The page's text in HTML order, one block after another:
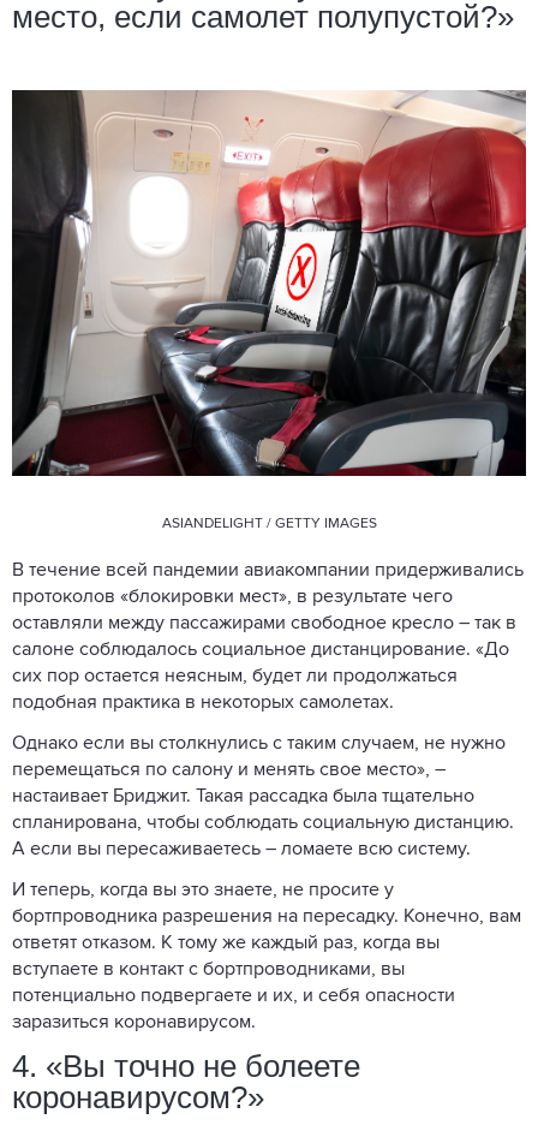
место, если самолет полупустой?»
ASIANDELIGHT / GETTY IMAGES
В течение всей пандемии авиакомпании придерживались
протоколов «блокировки мест», в результате чего
оставляли между пассажирами свободное кресло – так в
салоне соблюдалось социальное дистанцирование. «До
сих пор остается неясным, будет ли продолжаться
подобная практика в некоторых самолетах.
Однако если вы столкнулись с таким случаем, не нужно
перемещаться по салону и менять свое место», –
настаивает Бриджит. Такая рассадка была тщательно
спланирована, чтобы соблюдать социальную дистанцию.
А если вы пересаживаетесь – ломаете всю систему.
И теперь, когда вы это знаете, не просите у
бортпроводника разрешения на пересадку. Конечно, вам
ответят отказом. К тому же каждый раз, когда вы
вступаете в контакт с бортпроводниками, вы
потенциально подвергаете и их, и себя опасности
заразиться коронавирусом.
4. «Вы точно не болеете
коронавирусом?»